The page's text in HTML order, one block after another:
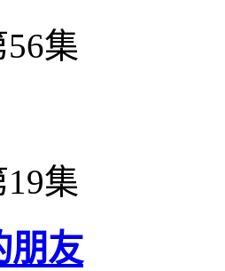
集
集
朋友